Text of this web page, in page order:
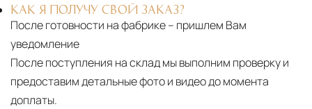
КАК Я ПОЛУЧУ СВОЙ ЗАКАЗ?
После готовности на фабрике – пришлем Вам
уведомление
После поступления на склад мы выполним проверку и
предоставим детальные фото и видео до момента
доплаты.